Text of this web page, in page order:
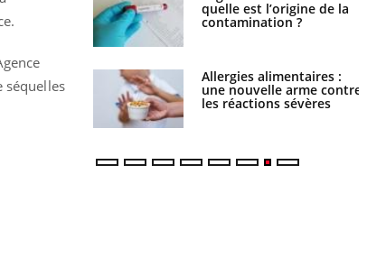
séquelles
de la
une tique en
reste dans
quelle est l’origine de la
contamination ?
Allergies alimentaires :
une nouvelle arme contre
les réactions sévères